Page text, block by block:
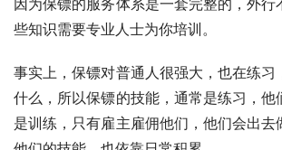
因为保镖的服务体系是一套完整的，外行
些知识需要专业人士为你培训。
事实上，保镖对普通人很强大，也在练习
什么，所以保镖的技能，通常是练习，他
是训练，只有雇主雇佣他们，他们会出去